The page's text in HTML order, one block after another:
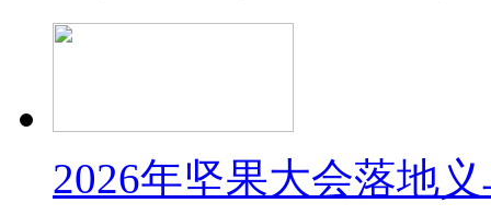
2026年坚果大会落地